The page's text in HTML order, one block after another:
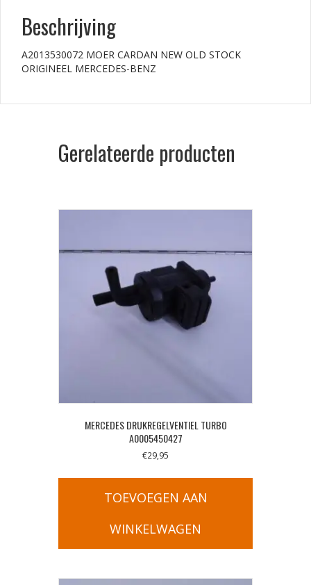
Beschrijving
A2013530072 MOER CARDAN NEW OLD STOCK
ORIGINEEL MERCEDES-BENZ
Gerelateerde producten
MERCEDES DRUKREGELVENTIEL TURBO
A0005450427
€29,95
TOEVOEGEN AAN
WINKELWAGEN